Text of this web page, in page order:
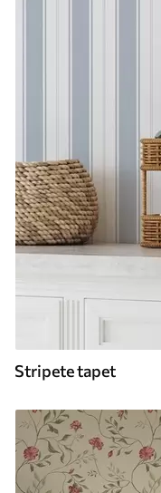
Stripete tapet